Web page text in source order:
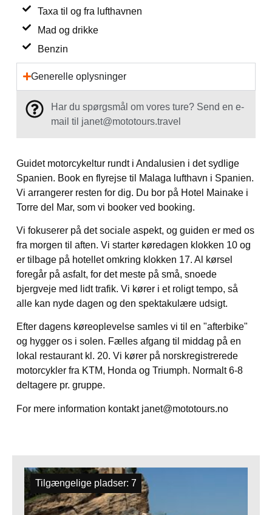
Taxa til og fra lufthavnen
Mad og drikke
Benzin
Generelle oplysninger
Har du spørgsmål om vores ture? Send en e-
mail til janet@mototours.travel
Guidet motorcykeltur rundt i Andalusien i det sydlige
Spanien. Book en flyrejse til Malaga lufthavn i Spanien.
Vi arrangerer resten for dig. Du bor på Hotel Mainake i
Torre del Mar, som vi booker ved booking.
Vi fokuserer på det sociale aspekt, og guiden er med os
fra morgen til aften. Vi starter køredagen klokken 10 og
er tilbage på hotellet omkring klokken 17. Al kørsel
foregår på asfalt, for det meste på små, snoede
bjergveje med lidt trafik. Vi kører i et roligt tempo, så
alle kan nyde dagen og den spektakulære udsigt.
Efter dagens køreoplevelse samles vi til en "afterbike"
og hygger os i solen. Fælles afgang til middag på en
lokal restaurant kl. 20. Vi kører på norskregistrerede
motorcykler fra KTM, Honda og Triumph. Normalt 6-8
deltagere pr. gruppe.
For mere information kontakt janet@mototours.no
Alle ture
Tilgængelige pladser: 7